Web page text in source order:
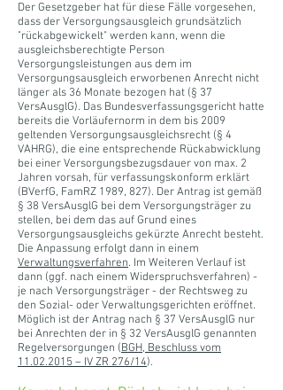
Der Gesetzgeber hat für diese Fälle vorgesehen,
dass der Versorgungsausgleich grundsätzlich
"rückabgewickelt" werden kann, wenn die
ausgleichsberechtigte Person
Versorgungsleistungen aus dem im
Versorgungsausgleich erworbenen Anrecht nicht
länger als 36 Monate bezogen hat (§ 37
VersAusglG). Das Bundesverfassungsgericht hatte
bereits die Vorläufernorm in dem bis 2009
geltenden Versorgungsausgleichsrecht (§ 4
VAHRG), die eine entsprechende Rückabwicklung
bei einer Versorgungsbezugsdauer von max. 2
Jahren vorsah, für verfassungskonform erklärt
(BVerfG, FamRZ 1989, 827). Der Antrag ist gemäß
§ 38 VersAusglG bei dem Versorgungsträger zu
stellen, bei dem das auf Grund eines
Versorgungsausgleichs gekürzte Anrecht besteht.
Die Anpassung erfolgt dann in einem
Verwaltungsverfahren. Im Weiteren Verlauf ist
dann (ggf. nach einem Widerspruchsverfahren) -
je nach Versorgungsträger - der Rechtsweg zu
den Sozial- oder Verwaltungsgerichten eröffnet.
Möglich ist der Antrag nach § 37 VersAusglG nur
bei Anrechten der in § 32 VersAusglG genannten
Regelversorgungen (BGH, Beschluss vom
11.02.2015 – IV ZR 276/14).